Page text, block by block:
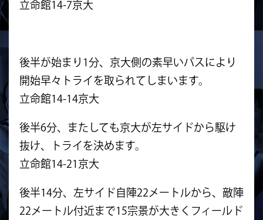
立命館14-7京大
後半が始まり1分、京大側の素早いパスにより
開始早々トライを取られてしまいます。
立命館14-14京大
後半6分、またしても京大が左サイドから駆け
抜け、トライを決めます。
立命館14-21京大
後半14分、左サイド自陣22メートルから、敵陣
22メートル付近まで15宗景が大きくフィールド